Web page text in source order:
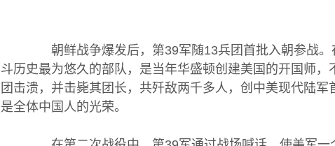
朝鲜战争爆发后，第39军随13兵团首批入朝参战。在
斗历史最为悠久的部队，是当年华盛顿创建美国的开国师
团击溃，并击毙其团长，共歼敌两千多人，创中美现代陆
是全体中国人的光荣。